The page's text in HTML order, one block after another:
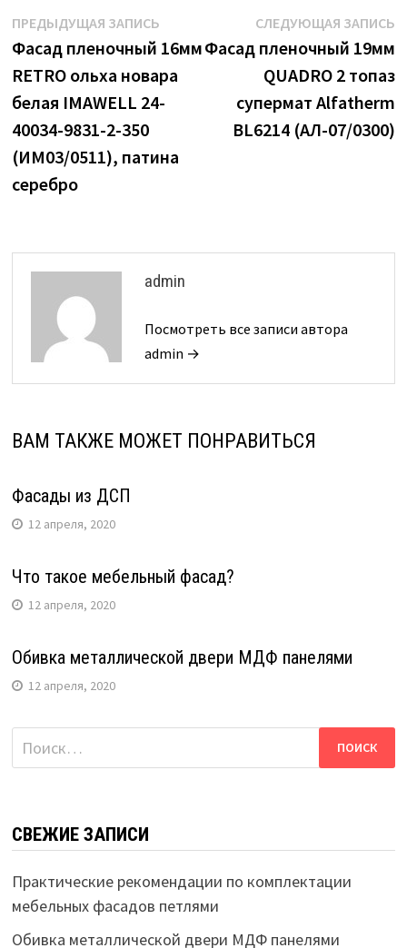
Навигация
по
записям
ПРЕДЫДУЩАЯ ЗАПИСЬПредыдущая
запись:
Фасад пленочный 16мм
RETRO ольха новара
белая IMAWELL 24-
40034-9831-2-350
(ИМ03/0511), патина
серебро
СЛЕДУЮЩАЯ ЗАПИСЬ
Фасад пленочный 19мм
QUADRO 2 топаз
супермат Alfatherm
ВL6214 (АЛ-07/0300)
admin
Посмотреть все записи автора
admin →
ВАМ ТАКЖЕ МОЖЕТ ПОНРАВИТЬСЯ
Фасады из ДСП
12 апреля, 2020
Что такое мебельный фасад?
12 апреля, 2020
Обивка металлической двери МДФ панелями
12 апреля, 2020
Найти:
СВЕЖИЕ ЗАПИСИ
Практические рекомендации по комплектации
мебельных фасадов петлями
Обивка металлической двери МДФ панелями